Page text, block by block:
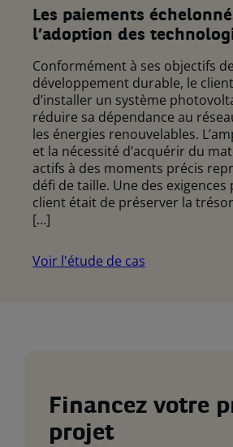
Les paiements
l’adoption des
Conformément à ses objectifs de
développement durable, le
d’installer un système
réduire sa dépendance au
les énergies renouvelables.
et la nécessité d’acquérir du
actifs à des moments précis
défi de taille. Une des
client était de préserver la
[…]
Voir l'étude de cas
Financez votre
projet